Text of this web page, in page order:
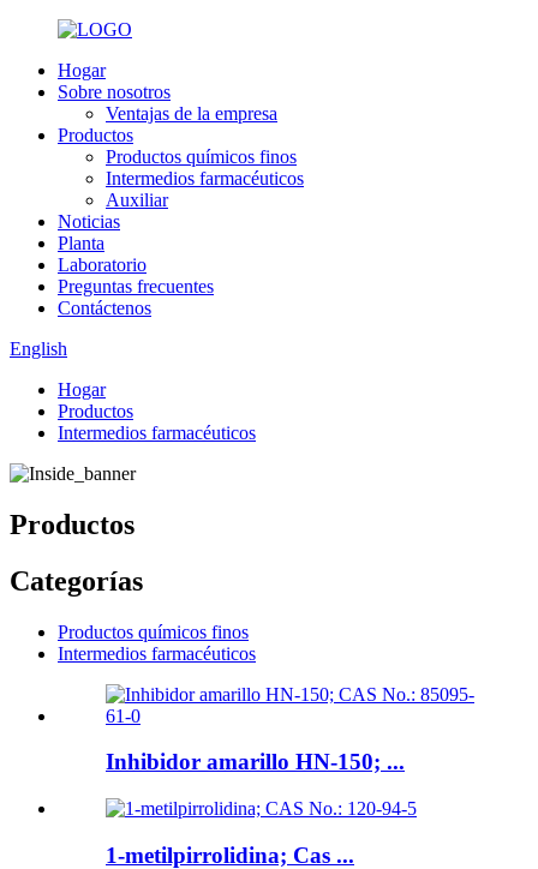
Hogar
Sobre nosotros
Ventajas de la empresa
Productos
Productos químicos finos
Intermedios farmacéuticos
Auxiliar
Noticias
Planta
Laboratorio
Preguntas frecuentes
Contáctenos
English
Hogar
Productos
Intermedios farmacéuticos
Productos
Categorías
Productos químicos finos
Intermedios farmacéuticos
Inhibidor amarillo HN-150; ...
1-metilpirrolidina; Cas ...